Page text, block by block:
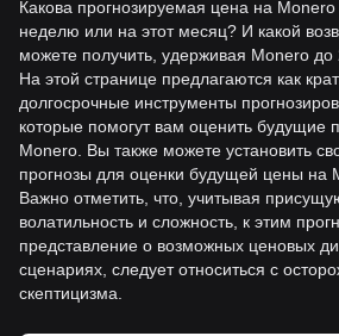
Какова прогнозируемая цена на Monero
неделю или на этот месяц? И какой
можете получить, удерживая Monero до
На этой странице предлагаются как
долгосрочные инструменты
которые помогут вам оценить будущие
Monero. Вы также можете установить
прогнозы для оценки будущей цены на
Важно отметить, что, учитывая
волатильность и сложность, к этим
представление о возможных ценовых
сценариях, следует относиться с
скептицизма.